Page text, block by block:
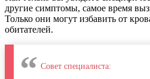
другие симптомы, самое время
Только они могут избавить от
обитателей.
Совет специалиста: